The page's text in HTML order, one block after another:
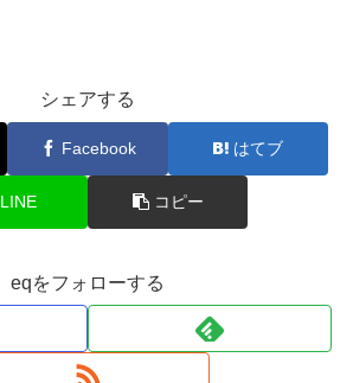
シェアする
Facebook はてブ
LINE コピー
eqをフォローする